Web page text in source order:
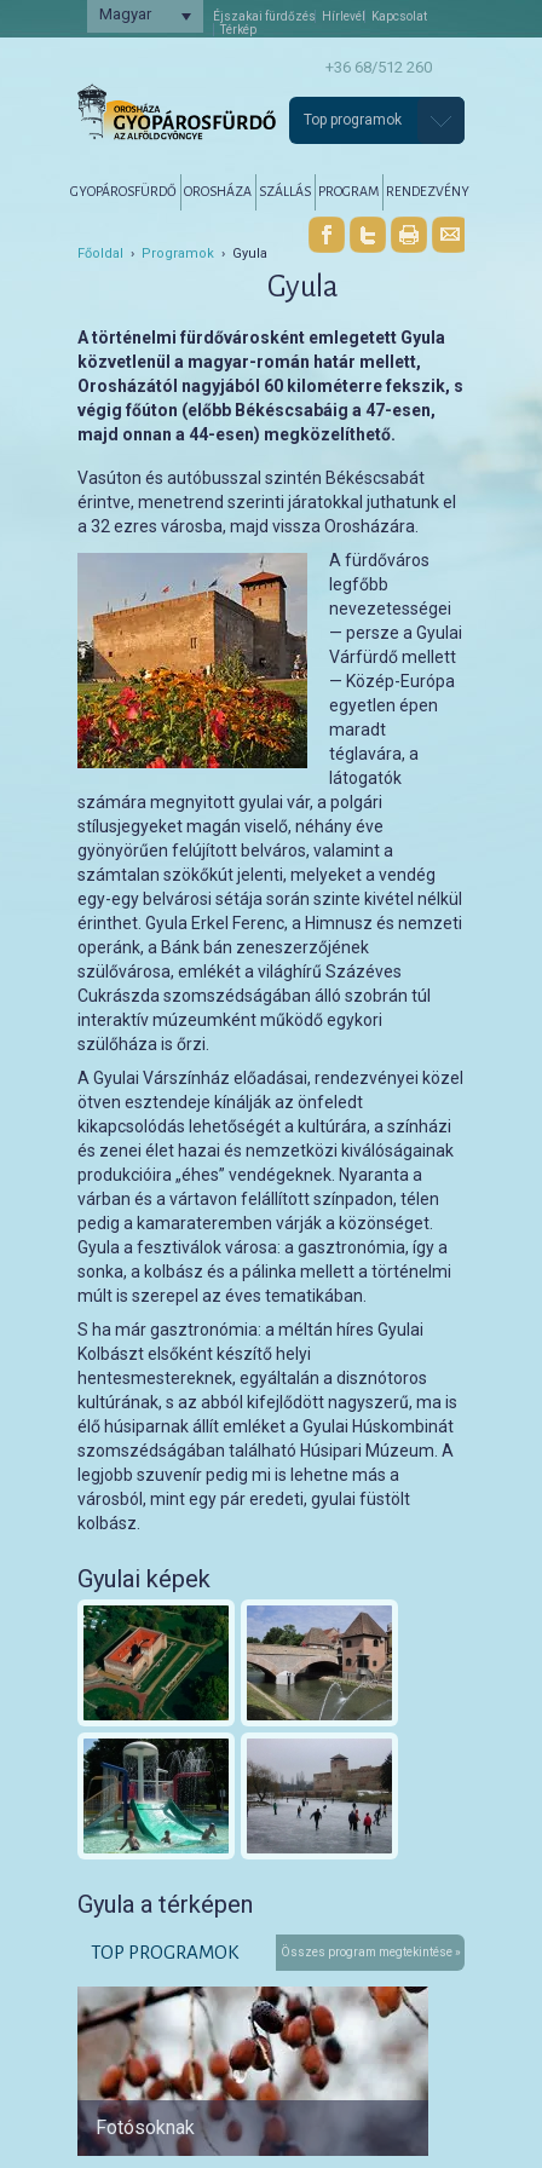
Magyar Éjszakai fürdőzés Hírlevél
Kapcsolat
Térkép
+36 68/512 260
Top programok
Tovább az elsődleges tartalomra
Tovább a másodlagos tartalomra
GYOPÁROSFÜRDŐ OROSHÁZA SZÁLLÁS PROGRAM RENDEZVÉNY
Főoldal › Programok › Gyula
Gyula
A történelmi fürdővárosként emlegetett Gyula
közvetlenül a magyar-román határ mellett,
Orosházától nagyjából 60 kilométerre fekszik, s
végig főúton (előbb Békéscsabáig a 47-esen,
majd onnan a 44-esen) megközelíthető.
Vasúton és autóbusszal szintén Békéscsabát
érintve, menetrend szerinti járatokkal juthatunk el
a 32 ezres városba, majd vissza Orosházára.
A fürdőváros
legfőbb
nevezetességei
— persze a Gyulai
Várfürdő mellett
— Közép-Európa
egyetlen épen
maradt
téglavára, a
látogatók
számára megnyitott gyulai vár, a polgári
stílusjegyeket magán viselő, néhány éve
gyönyörűen felújított belváros, valamint a
számtalan szökőkút jelenti, melyeket a vendég
egy-egy belvárosi sétája során szinte kivétel nélkül
érinthet. Gyula Erkel Ferenc, a Himnusz és nemzeti
operánk, a Bánk bán zeneszerzőjének
szülővárosa, emlékét a világhírű Százéves
Cukrászda szomszédságában álló szobrán túl
interaktív múzeumként működő egykori
szülőháza is őrzi.
A Gyulai Várszínház előadásai, rendezvényei közel
ötven esztendeje kínálják az önfeledt
kikapcsolódás lehetőségét a kultúrára, a színházi
és zenei élet hazai és nemzetközi kiválóságainak
produkcióira „éhes” vendégeknek. Nyaranta a
várban és a vártavon felállított színpadon, télen
pedig a kamarateremben várják a közönséget.
Gyula a fesztiválok városa: a gasztronómia, így a
sonka, a kolbász és a pálinka mellett a történelmi
múlt is szerepel az éves tematikában.
S ha már gasztronómia: a méltán híres Gyulai
Kolbászt elsőként készítő helyi
hentesmestereknek, egyáltalán a disznótoros
kultúrának, s az abból kifejlődött nagyszerű, ma is
élő húsiparnak állít emléket a Gyulai Húskombinát
szomszédságában található Húsipari Múzeum. A
legjobb szuvenír pedig mi is lehetne más a
városból, mint egy pár eredeti, gyulai füstölt
kolbász.
Gyulai képek
Gyula a térképen
TOP PROGRAMOK Összes program megtekintése »
Fotósoknak